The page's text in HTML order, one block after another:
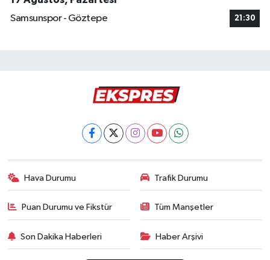
Samsunspor - Göztepe
21:30
Hava Durumu Trafik Durumu
Puan Durumu ve Fikstür Tüm Manşetler
Son Dakika Haberleri Haber Arşivi